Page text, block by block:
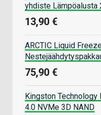
yhdiste Lämpöalusta
13,90 €
ARCTIC Liquid
75,90 €
Kingston Technology
4.0 NVMe 3D NAND